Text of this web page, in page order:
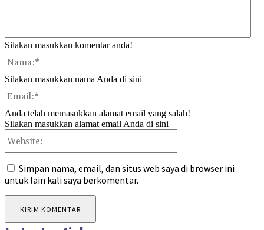
Silakan masukkan komentar anda!
Silakan masukkan nama Anda di sini
Anda telah memasukkan alamat email yang salah!
Silakan masukkan alamat email Anda di sini
Simpan nama, email, dan situs web saya di browser ini
untuk lain kali saya berkomentar.